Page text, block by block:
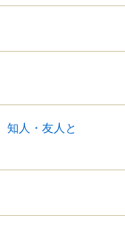
知人・友人と